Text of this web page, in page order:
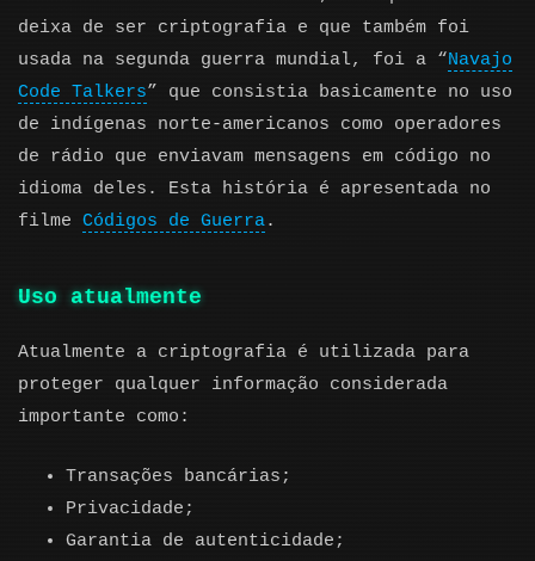
deixa de ser criptografia e que também foi
usada na segunda guerra mundial, foi a “Navajo
Code Talkers” que consistia basicamente no uso
de indígenas norte-americanos como operadores
de rádio que enviavam mensagens em código no
idioma deles. Esta história é apresentada no
filme Códigos de Guerra.
Uso atualmente
Atualmente a criptografia é utilizada para
proteger qualquer informação considerada
importante como:
Transações bancárias;
Privacidade;
Garantia de autenticidade;